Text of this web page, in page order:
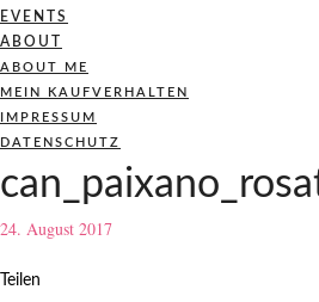
EVENTS
ABOUT
ABOUT ME
MEIN KAUFVERHALTEN
IMPRESSUM
DATENSCHUTZ
24. August 2017
Teilen